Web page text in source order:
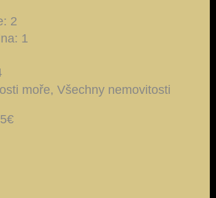
2
1
moře, Všechny nemovitosti